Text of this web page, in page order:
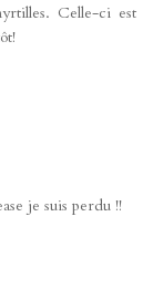
Celle-ci est
je suis perdu !!